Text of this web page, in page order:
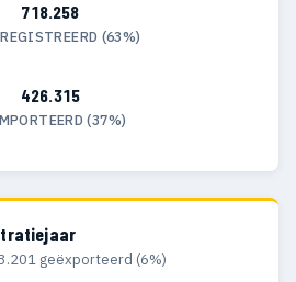
718.258
(63%)
426.315
(37%)
geëxporteerd (6%)